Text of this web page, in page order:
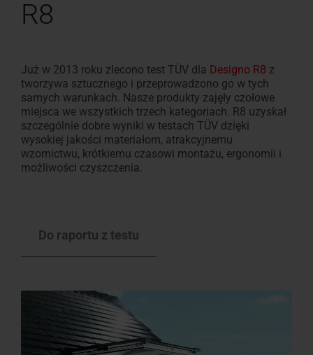
R8
Już w 2013 roku zlecono test TÜV dla Designo R8 z
tworzywa sztucznego i przeprowadzono go w tych
samych warunkach. Nasze produkty zajęły czołowe
miejsca we wszystkich trzech kategoriach. R8 uzyskał
szczególnie dobre wyniki w testach TÜV dzięki
wysokiej jakości materiałom, atrakcyjnemu
wzornictwu, krótkiemu czasowi montażu, ergonomii i
możliwości czyszczenia.
Do raportu z testu